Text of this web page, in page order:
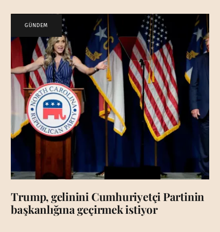
GÜNDEM
Trump, gelinini Cumhuriyetçi Partinin
başkanlığına geçirmek istiyor